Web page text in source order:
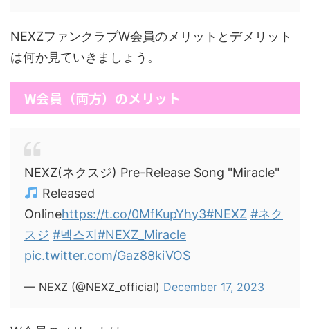
NEXZファンクラブW会員のメリットとデメリット
は何か見ていきましょう。
W会員（両方）のメリット
NEXZ(ネクスジ) Pre-Release Song "Miracle"
Released
Onlinehttps://t.co/0MfKupYhy3#NEXZ #ネク
スジ #넥스지#NEXZ_Miracle
pic.twitter.com/Gaz88kiVOS
— NEXZ (@NEXZ_official) December 17, 2023